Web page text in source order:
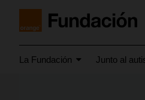
La Fundación Junto al